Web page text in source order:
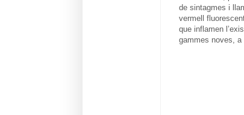
de sintagmes i
vermell
que inflamen
gammes noves,